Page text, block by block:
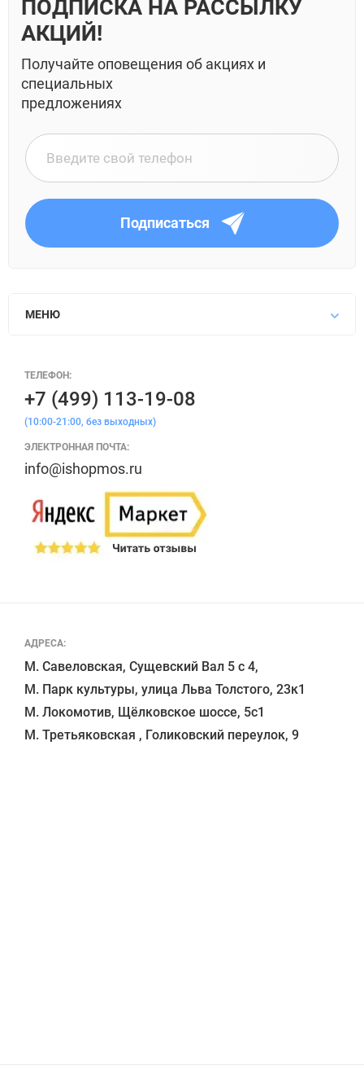
ПОДПИСКА НА РАССЫЛКУ
АКЦИЙ!
Получайте оповещения об акциях и
специальных
предложениях
Подписаться
МЕНЮ
АДРЕСА:
М. Савеловская, Сущевский Вал 5 с 4,
М. Парк культуры, улица Льва Толстого, 23к1
М. Локомотив, Щёлковское шоссе, 5с1
ТЕЛЕФОН:
+7 (499) 113-19-08
(10:00-21:00, без выходных)
ЭЛЕКТРОННАЯ ПОЧТА:
info@ishopmos.ru